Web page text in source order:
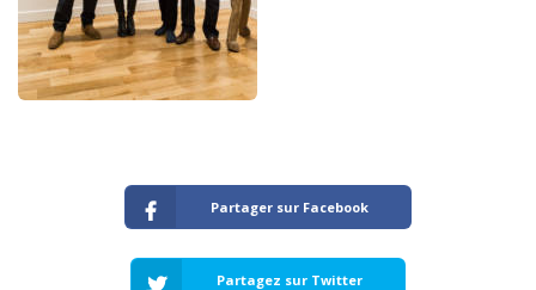
Partager sur Facebook
Partagez sur Twitter